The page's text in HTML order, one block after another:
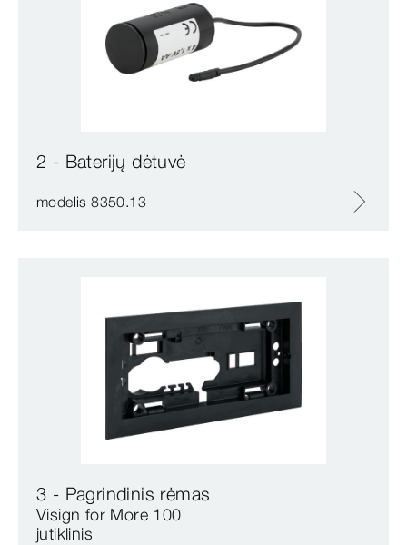
2 - Baterijų dėtuvė
modelis 8350.13
3 - Pagrindinis rėmas
Visign for More 100
jutiklinis